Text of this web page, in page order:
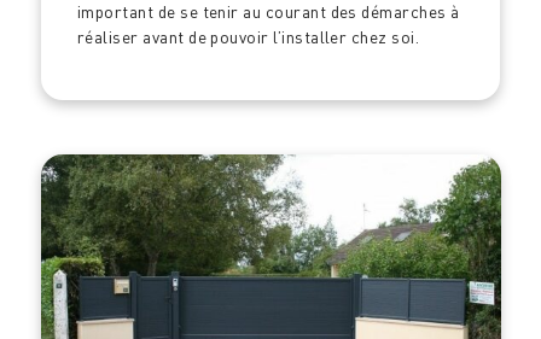
important de se tenir au courant des démarches à
réaliser avant de pouvoir l’installer chez soi.